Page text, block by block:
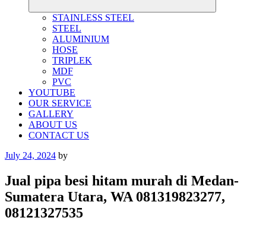
STAINLESS STEEL
STEEL
ALUMINIUM
HOSE
TRIPLEK
MDF
PVC
YOUTUBE
OUR SERVICE
GALLERY
ABOUT US
CONTACT US
Posted
July 24, 2024 by
Jual pipa besi hitam murah di Medan-
Sumatera Utara, WA 081319823277,
08121327535